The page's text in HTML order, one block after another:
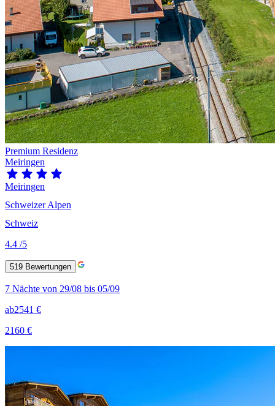
Premium Residenz
Meiringen
Meiringen
Schweizer Alpen
Schweiz
4.4 /5
519 Bewertungen
7 Nächte von 29/08 bis 05/09
ab2541 €
2160 €